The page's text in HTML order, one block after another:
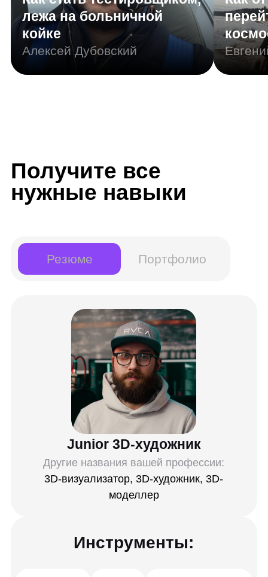
Резюме Портфолио
Junior 3D-художник
Другие названия вашей профессии:
Инструменты:
Houdini
Blender
Substance 3D Painter
Marvelous Designer
ZBrush
Marmoset Toolbag
Unreal Engine
Создание текстур и материалов для 3D-